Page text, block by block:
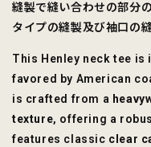
縫製で縫い合わせの部分
タイプの縫製及び袖口の
This Henley neck tee
favored by American
is crafted from a
texture, offering a
features classic clear